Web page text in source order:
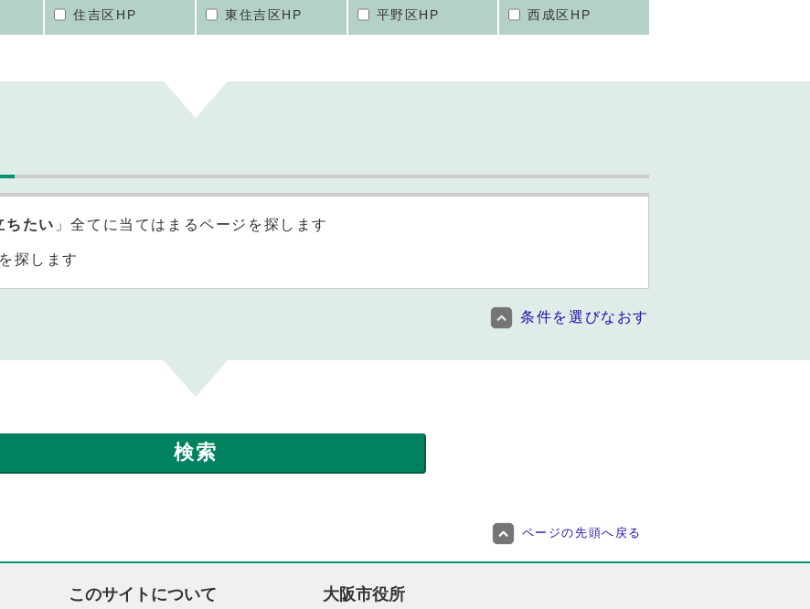
住吉区HP 東住吉区HP 平野区HP 西成区HP
ちたい 」全てに当てはまるページを探します
探します
条件を選びなおす
ページの先頭へ戻る
このサイトについて 大阪市役所